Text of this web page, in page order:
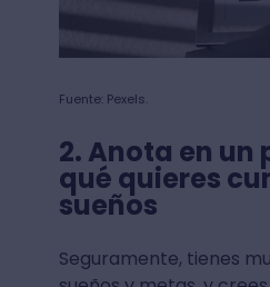
Fuente: Pexels.
2. Anota en un
qué quieres
sueños
Seguramente, tienes